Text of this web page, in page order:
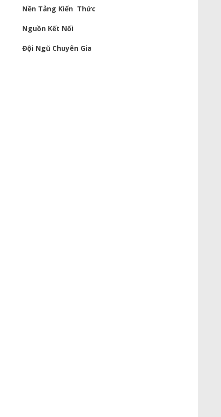
Nền Tảng Kiến Thức
Nguồn Kết Nối
Đội Ngũ Chuyên Gia